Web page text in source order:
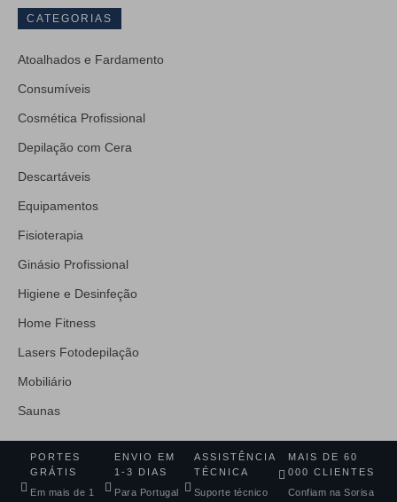
CATEGORIAS
Atoalhados e Fardamento
Consumíveis
Cosmética Profissional
Depilação com Cera
Descartáveis
Equipamentos
Fisioterapia
Ginásio Profissional
Higiene e Desinfeção
Home Fitness
Lasers Fotodepilação
Mobiliário
Saunas
PORTES
GRÁTIS
Em mais de 1
ENVIO EM
1-3 DIAS
Para Portugal
ASSISTÊNCIA
TÉCNICA
Suporte técnico
MAIS DE 60
000 CLIENTES
Confiam na Sorisa